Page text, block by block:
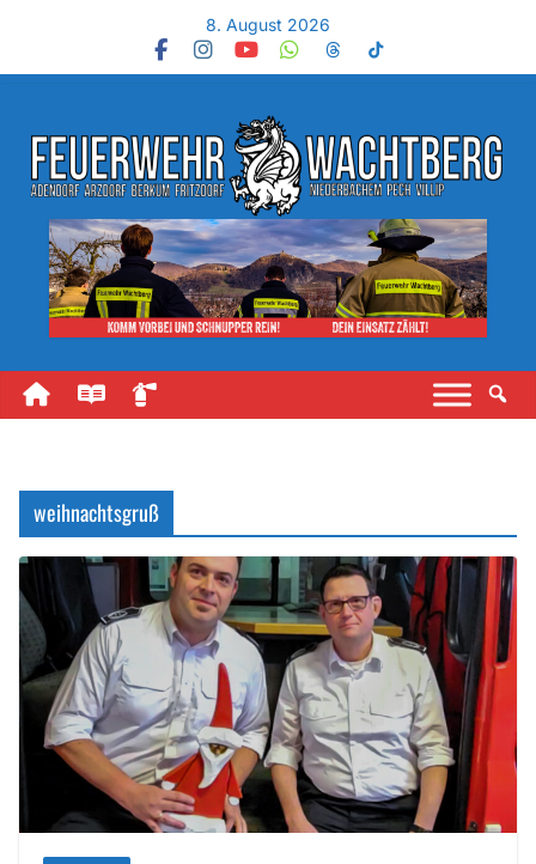
8. August 2026
weihnachtsgruß